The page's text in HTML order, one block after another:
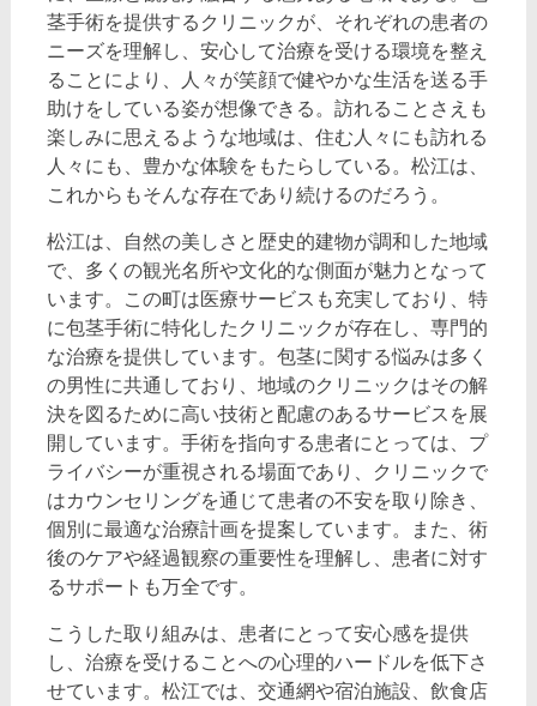
茎手術を提供するクリニックが、それぞれの患者の
ニーズを理解し、安心して治療を受ける環境を整え
ることにより、人々が笑顔で健やかな生活を送る手
助けをしている姿が想像できる。訪れることさえも
楽しみに思えるような地域は、住む人々にも訪れる
人々にも、豊かな体験をもたらしている。松江は、
これからもそんな存在であり続けるのだろう。
松江は、自然の美しさと歴史的建物が調和した地域
で、多くの観光名所や文化的な側面が魅力となって
います。この町は医療サービスも充実しており、特
に包茎手術に特化したクリニックが存在し、専門的
な治療を提供しています。包茎に関する悩みは多く
の男性に共通しており、地域のクリニックはその解
決を図るために高い技術と配慮のあるサービスを展
開しています。手術を指向する患者にとっては、プ
ライバシーが重視される場面であり、クリニックで
はカウンセリングを通じて患者の不安を取り除き、
個別に最適な治療計画を提案しています。また、術
後のケアや経過観察の重要性を理解し、患者に対す
るサポートも万全です。
こうした取り組みは、患者にとって安心感を提供
し、治療を受けることへの心理的ハードルを低下さ
せています。松江では、交通網や宿泊施設、飲食店